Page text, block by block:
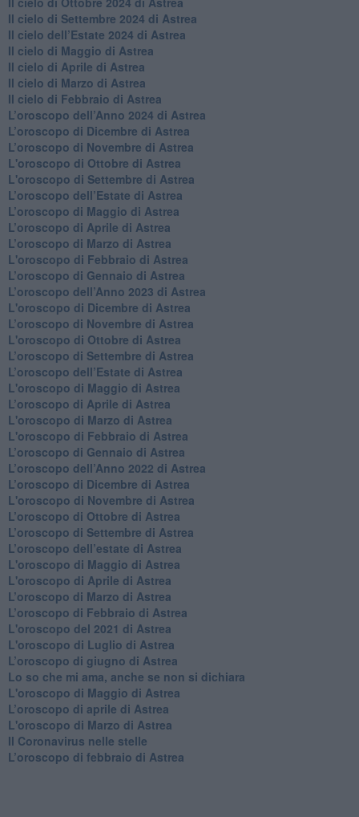
​Il cielo di Settembre 2024 di Astrea
Il cielo dell’Estate 2024 di Astrea
Il cielo di Maggio di Astrea
Il cielo di Aprile di Astrea
​Il cielo di Marzo di Astrea
​Il cielo di Febbraio di Astrea
​L’oroscopo dell’Anno 2024 di Astrea
​L’oroscopo di Dicembre di Astrea
​L’oroscopo di Novembre di Astrea
L'oroscopo di Ottobre di Astrea
L'oroscopo di Settembre di Astrea
L’oroscopo dell’Estate di Astrea
​L’oroscopo di Maggio di Astrea
​L’oroscopo di Aprile di Astrea
L’oroscopo di Marzo di Astrea
L'oroscopo di Febbraio di Astrea
​L’oroscopo di Gennaio di Astrea
​L’oroscopo dell’Anno 2023 di Astrea
L'oroscopo di Dicembre di Astrea
L’oroscopo di Novembre di Astrea
L'oroscopo di Ottobre di Astrea
​L’oroscopo di Settembre di Astrea
​L’oroscopo dell’Estate di Astrea
L'oroscopo di Maggio di Astrea
​L’oroscopo di Aprile di Astrea
L'oroscopo di Marzo di Astrea
L'oroscopo di Febbraio di Astrea
​L’oroscopo di Gennaio di Astrea
​L’oroscopo dell’Anno 2022 di Astrea
​L’oroscopo di Dicembre di Astrea
L'oroscopo di Novembre di Astrea
​L’oroscopo di Ottobre di Astrea
​L’oroscopo di Settembre di Astrea
L’oroscopo dell’estate di Astrea
L'oroscopo di Maggio di Astrea
L'oroscopo di Aprile di Astrea
​L’oroscopo di Marzo di Astrea
​L’oroscopo di Febbraio di Astrea
L'oroscopo del 2021 di Astrea
L'oroscopo di Luglio di Astrea
​L’oroscopo di giugno di Astrea
​Lo so che mi ama, anche se non si dichiara
L'oroscopo di Maggio di Astrea
​L’oroscopo di aprile di Astrea
L'oroscopo di Marzo di Astrea
Il Coronavirus nelle stelle
​L’oroscopo di febbraio di Astrea